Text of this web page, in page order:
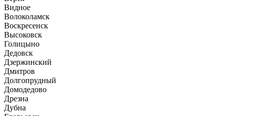
Видное
Волоколамск
Воскресенск
Высоковск
Голицыно
Дедовск
Дзержинский
Дмитров
Долгопрудный
Домодедово
Дрезна
Дубна